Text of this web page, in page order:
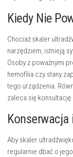
Kiedy Nie
Chociaż skaler
narzędziem, istnieją
Osoby z poważnymi
hemofilia czy stany
tego urządzenia.
zaleca się konsultację
Konserwacja
Aby skaler
regularnie dbać o